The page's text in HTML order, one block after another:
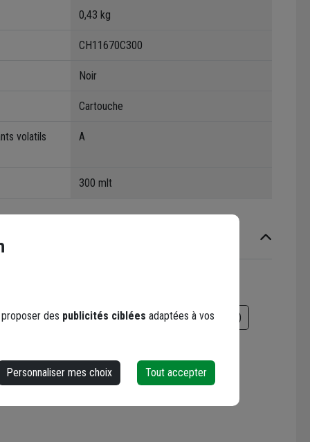
0,43 kg
CH11670C300
Noir
Cartouche
volatils A
300 mlt
FDS (Fiche Données de Sécurité)
des publicités ciblées adaptées à vos
Personnaliser mes choix Tout accepter